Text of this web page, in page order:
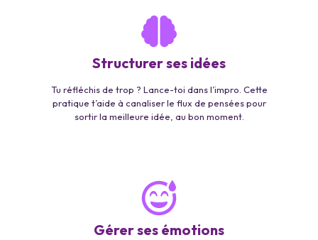
Structurer ses idées
Tu réfléchis de trop ? Lance-toi dans l’impro. Cette
pratique t’aide à canaliser le flux de pensées pour
sortir la meilleure idée, au bon moment.
Gérer ses émotions